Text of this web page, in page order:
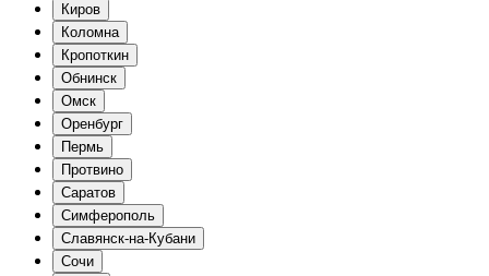
Киров
Коломна
Кропоткин
Обнинск
Омск
Оренбург
Пермь
Протвино
Саратов
Симферополь
Славянск-на-Кубани
Сочи